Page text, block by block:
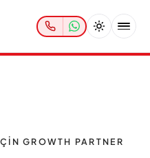
GROWTH PARTNER